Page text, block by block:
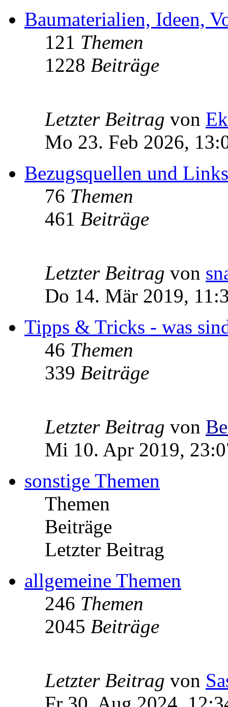
Baumaterialien, Ideen,
121 Themen
1228 Beiträge
Letzter Beitrag von
Mo 23. Feb 2026,
Bezugsquellen und Links
76 Themen
461 Beiträge
Letzter Beitrag von
Do 14. Mär 2019,
Tipps & Tricks - was
46 Themen
339 Beiträge
Letzter Beitrag von
Mi 10. Apr 2019,
sonstige Themen
Themen
Beiträge
Letzter Beitrag
allgemeine Themen
246 Themen
2045 Beiträge
Letzter Beitrag von